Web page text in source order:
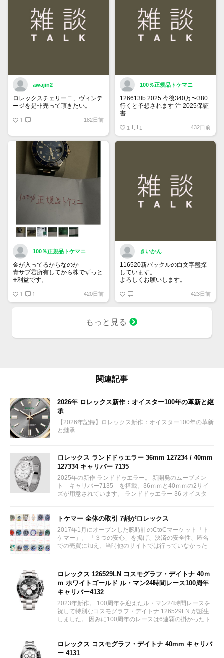
awajin2
ロレックスチェリーニ、ヴィンテ
ージを是非売って頂きたい。
1 182日前
100％正規品トケマニ
126613lb 2025 今後340万〜380
行くと予想されます 注 2025保証
書
2025/ @Watch_Monster_より
1 1 432日前
100％正規品トケマニ
金が入ってるからなのか
青サブ君所有してから株でずっと
➕利益です。
銘柄番号7932 ニッピ
1 1 420日前
きいかん
116520新バックルの白文字盤探
しています。
よろしくお願いします。
423日前
もっと見る
関連記事
2026年 ロレックス新作：オイスター100年の革新と継
承
【2026年記録】ロレックス新作：オイスター100年の革新
と継承...
ロレックス ランドドゥエラー 36mm 127234 / 40mm
127334 キャリバー 7135
2025年の新作 ランドドゥエラー。 新開発のムーブメン
ト キャリバー7135 を搭載。36ｍｍと40ｍｍの2サイ
ズが用意されています。 ランドドゥエラー 36 オイスタ
トケマー 全体の取引 7割がロレックス
2017年1月にオープンした腕時計のCtoCマーケット「ト
ケマー」。 「３つの安心」を掲げ、決済の安全性、匿名
での売買に加え、当時他のサイトでは行っていなかった
ロレックス 126529LN コスモグラフ・デイトナ 40ｍ
ｍ ホワイトゴールド ル・マン24時間レース100周年
キャリバー4132
2023年新作。 100周年を迎えたル・マン24時間レースを
祝して特別なコスモグラフ・デイトナ 126529LN が誕生
しました。 因みに100周年のレースは6連覇の掛かったト
ロレックス コスモグラフ・デイトナ 40mm キャリバ
ー 4131